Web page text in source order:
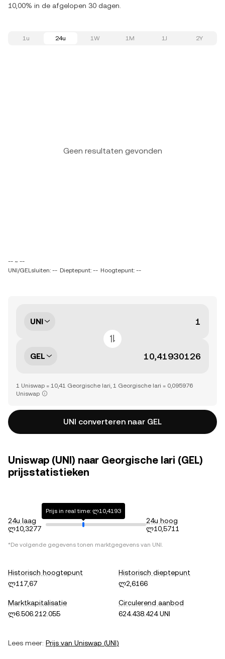
10,00% in de afgelopen 30 dagen.
1u 24u 1W 1M 1J 2Y
Geen resultaten gevonden
-- ~ --
UNI/GELsluiten: -- Dieptepunt: -- Hoogtepunt: --
UNI
GEL
1 Uniswap = 10,41 Georgische lari, 1 Georgische lari = 0,095976
Uniswap
UNI converteren naar GEL
Uniswap (UNI) naar Georgische lari (GEL)
prijsstatistieken
24u laag
ლ10,3277
Prijs in real time: ლ10,4193
24u hoog
ლ10,5711
*De volgende gegevens tonen marktgegevens van UNI.
Historisch hoogtepunt
ლ117,67
Historisch dieptepunt
ლ2,6166
Marktkapitalisatie
ლ6.506.212.055
Circulerend aanbod
624.438.424 UNI
Lees meer: Prijs van Uniswap (UNI)